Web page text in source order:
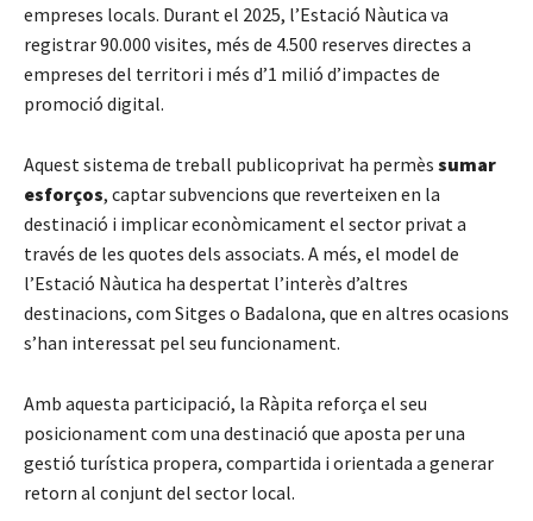
empreses locals. Durant el 2025, l’Estació Nàutica va
registrar 90.000 visites, més de 4.500 reserves directes a
empreses del territori i més d’1 milió d’impactes de
promoció digital.
Aquest sistema de treball publicoprivat ha permès sumar
esforços, captar subvencions que reverteixen en la
destinació i implicar econòmicament el sector privat a
través de les quotes dels associats. A més, el model de
l’Estació Nàutica ha despertat l’interès d’altres
destinacions, com Sitges o Badalona, que en altres ocasions
s’han interessat pel seu funcionament.
Amb aquesta participació, la Ràpita reforça el seu
posicionament com una destinació que aposta per una
gestió turística propera, compartida i orientada a generar
retorn al conjunt del sector local.